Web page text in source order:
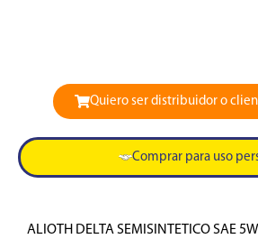
Quiero ser distribuidor o
Comprar para uso
ALIOTH DELTA SEMISINTETICO SAE